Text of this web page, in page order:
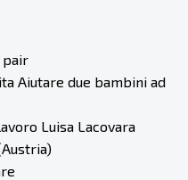
pair
Aiutare due bambini ad
Luisa Lacovara